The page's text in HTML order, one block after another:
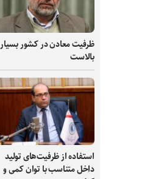
ظرفیت‌ معادن در کشور بسیار
بالاست
استفاده از ظرفیت‌های تولید
داخل متناسب با توان کمی و